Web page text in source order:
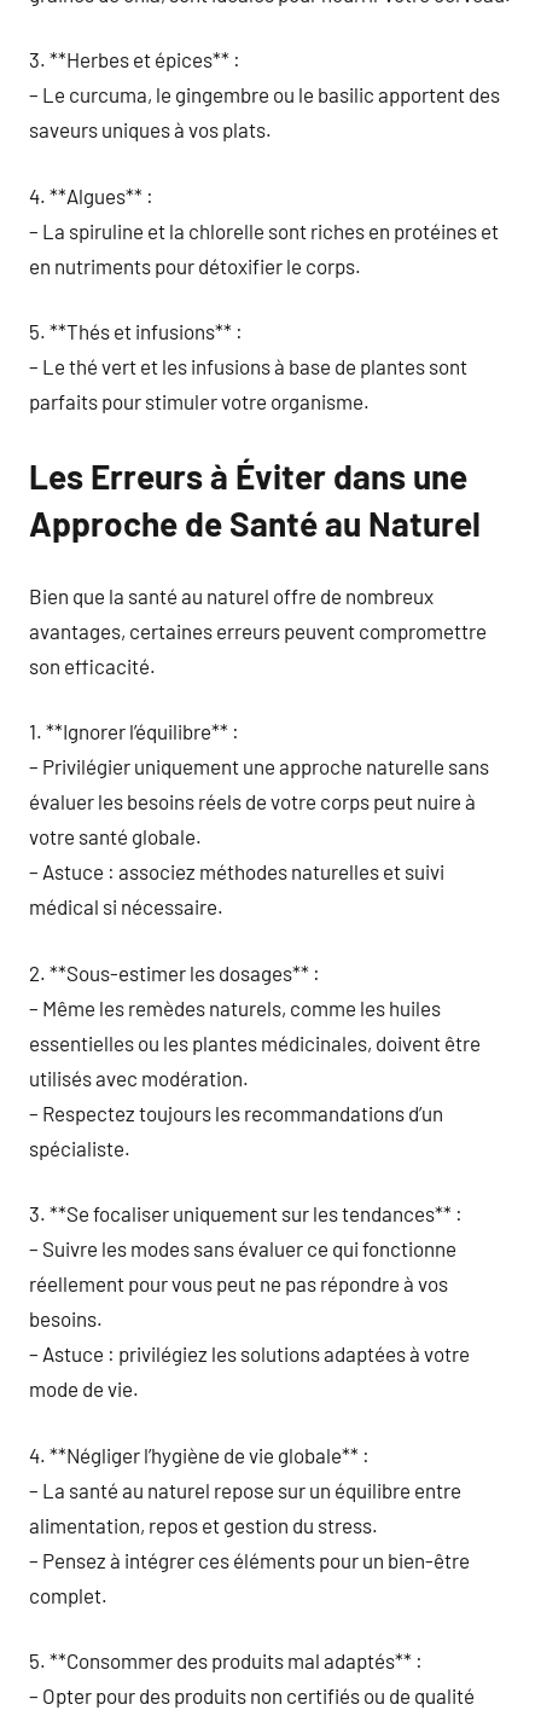
3. **Herbes et épices** :
– Le curcuma, le gingembre ou le basilic apportent des
saveurs uniques à vos plats.
4. **Algues** :
– La spiruline et la chlorelle sont riches en protéines et
en nutriments pour détoxifier le corps.
5. **Thés et infusions** :
– Le thé vert et les infusions à base de plantes sont
parfaits pour stimuler votre organisme.
Les Erreurs à Éviter dans une
Approche de Santé au Naturel
Bien que la santé au naturel offre de nombreux
avantages, certaines erreurs peuvent compromettre
son efficacité.
1. **Ignorer l’équilibre** :
– Privilégier uniquement une approche naturelle sans
évaluer les besoins réels de votre corps peut nuire à
votre santé globale.
– Astuce : associez méthodes naturelles et suivi
médical si nécessaire.
2. **Sous-estimer les dosages** :
– Même les remèdes naturels, comme les huiles
essentielles ou les plantes médicinales, doivent être
utilisés avec modération.
– Respectez toujours les recommandations d’un
spécialiste.
3. **Se focaliser uniquement sur les tendances** :
– Suivre les modes sans évaluer ce qui fonctionne
réellement pour vous peut ne pas répondre à vos
besoins.
– Astuce : privilégiez les solutions adaptées à votre
mode de vie.
4. **Négliger l’hygiène de vie globale** :
– La santé au naturel repose sur un équilibre entre
alimentation, repos et gestion du stress.
– Pensez à intégrer ces éléments pour un bien-être
complet.
5. **Consommer des produits mal adaptés** :
– Opter pour des produits non certifiés ou de qualité